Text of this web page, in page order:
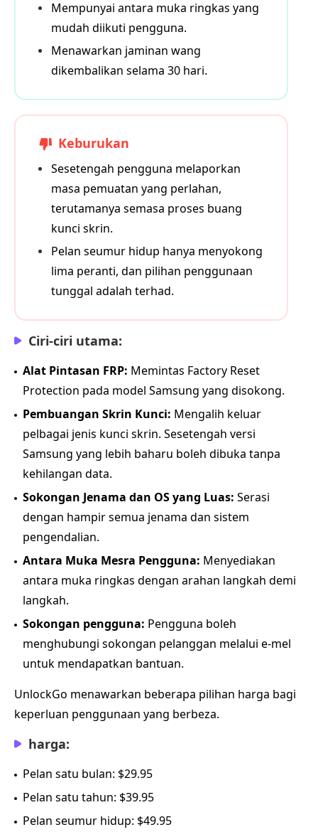
Mempunyai antara muka ringkas yang
mudah diikuti pengguna.
Menawarkan jaminan wang
dikembalikan selama 30 hari.
Keburukan
Sesetengah pengguna melaporkan
masa pemuatan yang perlahan,
terutamanya semasa proses buang
kunci skrin.
Pelan seumur hidup hanya menyokong
lima peranti, dan pilihan penggunaan
tunggal adalah terhad.
Ciri-ciri utama:
Alat Pintasan FRP: Memintas Factory Reset
Protection pada model Samsung yang disokong.
Pembuangan Skrin Kunci: Mengalih keluar
pelbagai jenis kunci skrin. Sesetengah versi
Samsung yang lebih baharu boleh dibuka tanpa
kehilangan data.
Sokongan Jenama dan OS yang Luas: Serasi
dengan hampir semua jenama dan sistem
pengendalian.
Antara Muka Mesra Pengguna: Menyediakan
antara muka ringkas dengan arahan langkah demi
langkah.
Sokongan pengguna: Pengguna boleh
menghubungi sokongan pelanggan melalui e-mel
untuk mendapatkan bantuan.
UnlockGo menawarkan beberapa pilihan harga bagi
keperluan penggunaan yang berbeza.
harga:
Pelan satu bulan: $29.95
Pelan satu tahun: $39.95
Pelan seumur hidup: $49.95